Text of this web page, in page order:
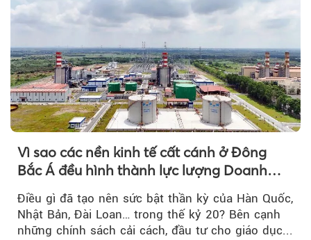
Vì sao các nền kinh tế cất cánh ở Đông
Bắc Á đều hình thành lực lượng Doanh
Điều gì đã tạo nên sức bật thần kỳ của Hàn Quốc,
Nhật Bản, Đài Loan… trong thế kỷ 20? Bên cạnh
những chính sách cải cách, đầu tư cho giáo dục...